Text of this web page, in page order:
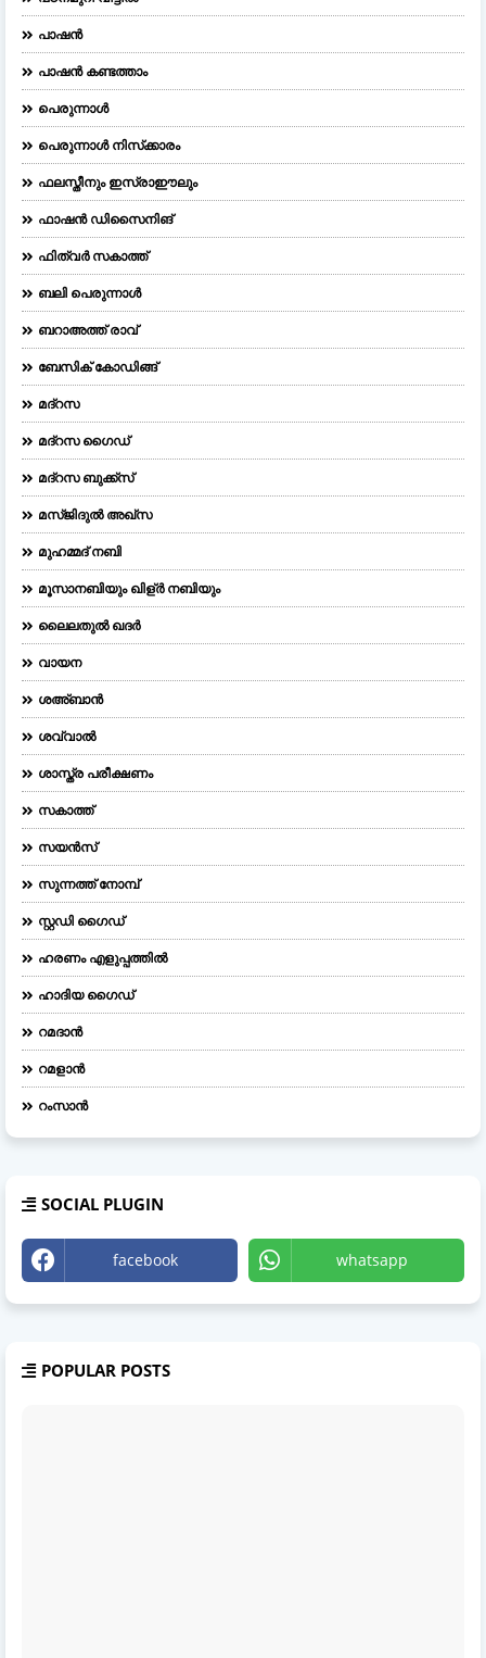
പാഷൻ
പാഷൻ കണ്ടത്താം
പെരുന്നാള്‍
പെരുന്നാള്‍ നിസ്‌ക്കാരം
ഫലസ്തീനും ഇസ്രാഈലും
ഫാഷന്‍ ഡിസൈനിങ്‌
ഫിത്വർ സകാത്ത്
ബലി പെരുന്നാള്‍
ബറാഅത്ത് രാവ്
ബേസിക് കോഡിങ്ങ്
മദ്റസ
മദ്‌റസ ഗൈഡ്
മദ്റസ ബുക്ക്സ്
മസ്ജിദുല്‍ അഖ്‌സ
മുഹമ്മദ് നബി
മൂസാനബിയും ഖിള്ർ നബിയും
ലൈലതുല്‍ ഖദര്‍
വായന
ശഅ്ബാൻ
ശവ്വാൽ
ശാസ്ത്ര പരീക്ഷണം
സകാത്ത്
സയൻസ്
സുന്നത്ത് നോമ്പ്
സ്റ്റഡി ഗൈഡ്
ഹരണം എളുപ്പത്തിൽ
ഹാദിയ ഗൈഡ്
റമദാൻ
റമളാൻ
റംസാൻ
SOCIAL PLUGIN
facebook whatsapp
POPULAR POSTS